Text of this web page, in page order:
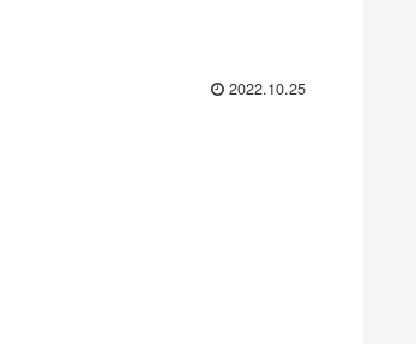
2022.10.25